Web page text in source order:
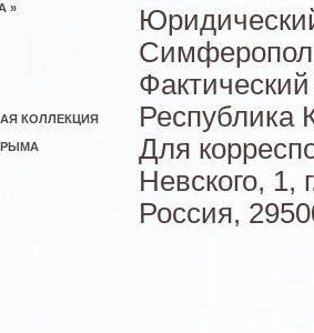
»
КОЛЛЕКЦИЯ
Республика
Для
Невского,
Россия,